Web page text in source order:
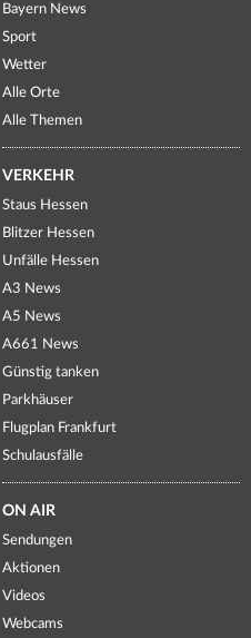
Bayern News
Sport
Wetter
Alle Orte
Alle Themen
VERKEHR
Staus Hessen
Blitzer Hessen
Unfälle Hessen
A3 News
A5 News
A661 News
Günstig tanken
Parkhäuser
Flugplan Frankfurt
Schulausfälle
ON AIR
Sendungen
Aktionen
Videos
Webcams